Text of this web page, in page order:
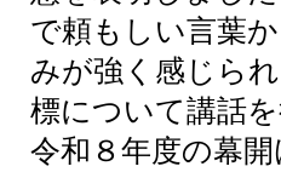
で頼もしい言葉
みが強く感じら
標について講話
令和８年度の幕